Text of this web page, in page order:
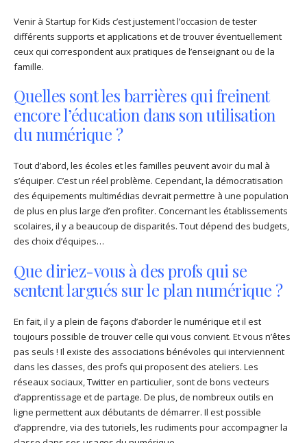
Venir à Startup for Kids c’est justement l’occasion de tester
différents supports et applications et de trouver éventuellement
ceux qui correspondent aux pratiques de l’enseignant ou de la
famille.
Quelles sont les barrières qui freinent
encore l’éducation dans son utilisation
du numérique ?
Tout d’abord, les écoles et les familles peuvent avoir du mal à
s’équiper. C’est un réel problème. Cependant, la démocratisation
des équipements multimédias devrait permettre à une population
de plus en plus large d’en profiter. Concernant les établissements
scolaires, il y a beaucoup de disparités. Tout dépend des budgets,
des choix d’équipes…
Que diriez-vous à des profs qui se
sentent largués sur le plan numérique ?
En fait, il y a plein de façons d’aborder le numérique et il est
toujours possible de trouver celle qui vous convient. Et vous n’êtes
pas seuls ! Il existe des associations bénévoles qui interviennent
dans les classes, des profs qui proposent des ateliers. Les
réseaux sociaux, Twitter en particulier, sont de bons vecteurs
d’apprentissage et de partage. De plus, de nombreux outils en
ligne permettent aux débutants de démarrer. Il est possible
d’apprendre, via des tutoriels, les rudiments pour accompagner la